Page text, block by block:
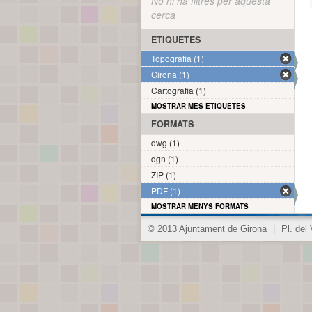
cerca
ETIQUETES
Topografia (1)
Girona (1)
Cartografia (1)
MOSTRAR MÉS ETIQUETES
FORMATS
dwg (1)
dgn (1)
ZIP (1)
PDF (1)
MOSTRAR MENYS FORMATS
© 2013 Ajuntament de Girona Pl. del